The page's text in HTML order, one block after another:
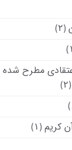
(۲)
مطرح شده
(۲)
کریم (۱)